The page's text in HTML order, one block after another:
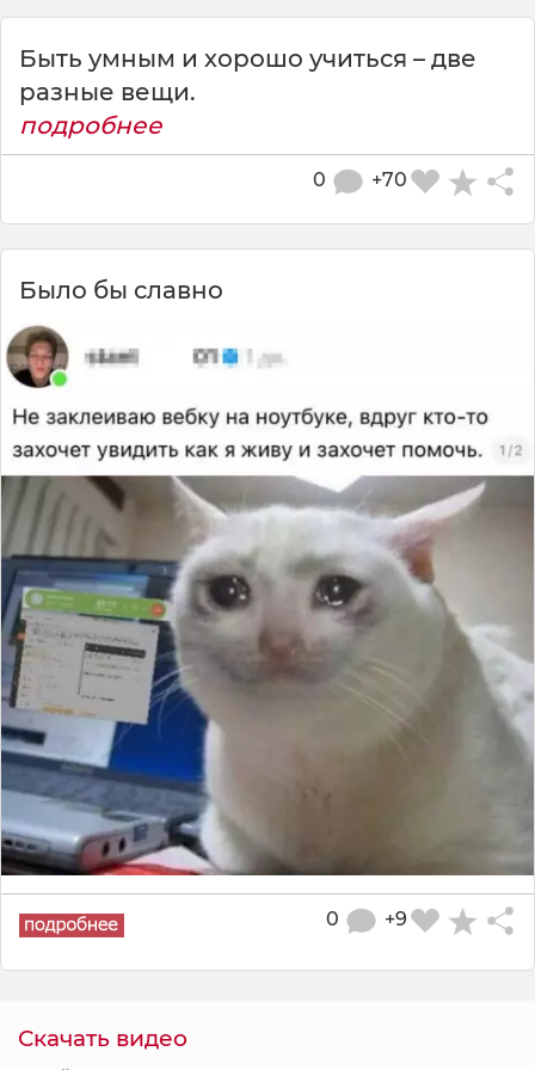
Быть умным и хорошо учиться – две
разные вещи.
подробнее
+70
0
Было бы славно
+9
0
Скачать видео